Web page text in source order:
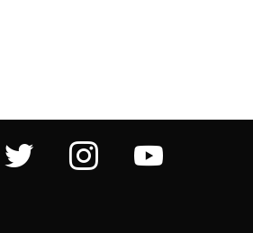
twitter instagram youtube